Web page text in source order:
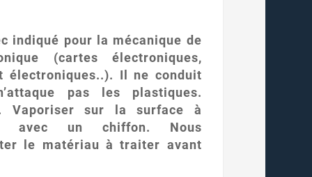
indiqué pour la mécanique de
(cartes électroniques,
électroniques..). Il ne conduit
pas les plastiques.
Vaporiser sur la surface à
avec un chiffon. Nous
le matériau à traiter avant